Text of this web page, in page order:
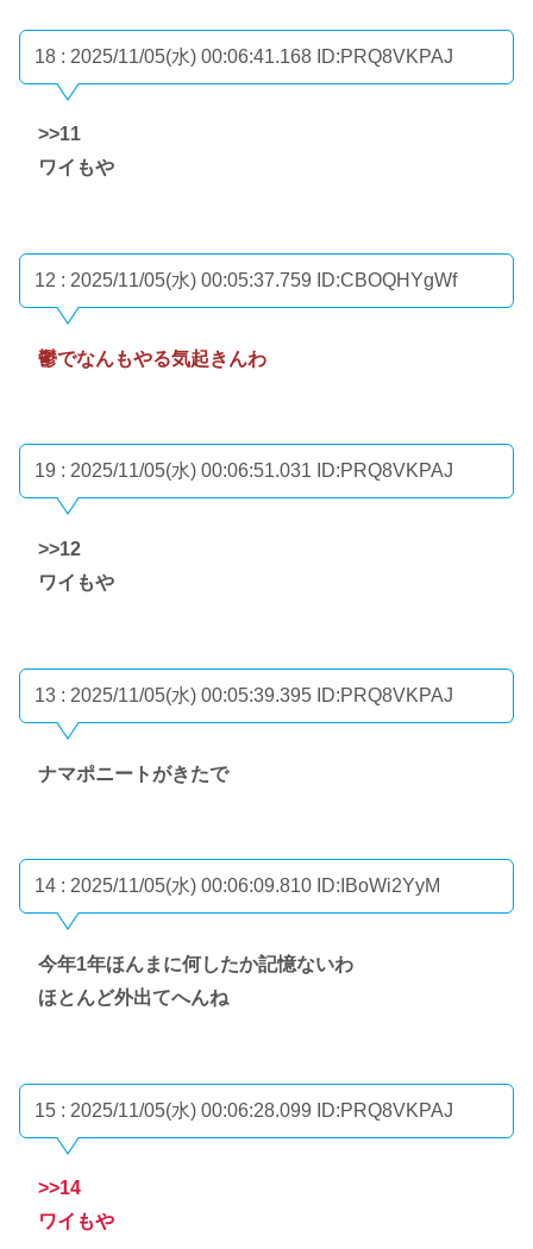
18 : 2025/11/05(水) 00:06:41.168 ID:PRQ8VKPAJ
>>11
ワイもや
12 : 2025/11/05(水) 00:05:37.759 ID:CBOQHYgWf
鬱でなんもやる気起きんわ
19 : 2025/11/05(水) 00:06:51.031 ID:PRQ8VKPAJ
>>12
ワイもや
13 : 2025/11/05(水) 00:05:39.395 ID:PRQ8VKPAJ
ナマポニートがきたで
14 : 2025/11/05(水) 00:06:09.810 ID:IBoWi2YyM
今年1年ほんまに何したか記憶ないわ
ほとんど外出てへんね
15 : 2025/11/05(水) 00:06:28.099 ID:PRQ8VKPAJ
>>14
ワイもや